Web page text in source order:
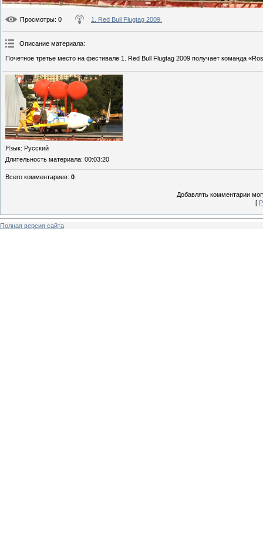
Просмотры: 0 1. Red Bull Flugtag 2009.
Описание материала:
Почетное третье место на фестивале 1. Red Bull Flugtag 2009 получает команда
Язык: Русский
Длительность материала: 00:03:20
Всего комментариев: 0
Добавлять комментарии
[
Полная версия сайта